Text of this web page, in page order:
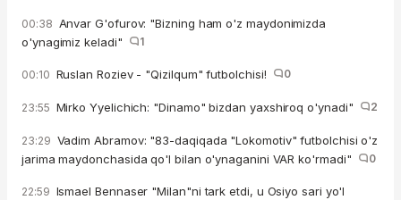
00:38 Anvar G'ofurov: "Bizning ham o'z maydonimizda
o'ynagimiz keladi"
1
00:10 Ruslan Roziev - "Qizilqum" futbolchisi! 0
23:55 Mirko Yyelichich: "Dinamo" bizdan yaxshiroq o'ynadi" 2
23:29 Vadim Abramov: "83-daqiqada "Lokomotiv" futbolchisi o'z
jarima maydonchasida qo'l bilan o'ynaganini VAR ko'rmadi"
0
22:59 Ismael Bennaser "Milan"ni tark etdi, u Osiyo sari yo'l